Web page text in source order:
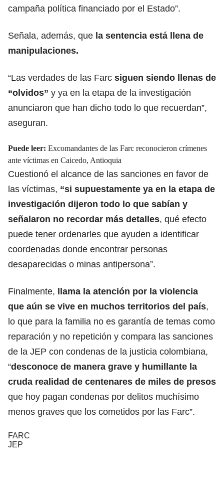
campaña política financiado por el Estado”.
Señala, además, que la sentencia está llena de
manipulaciones.
“Las verdades de las Farc siguen siendo llenas de
“olvidos” y ya en la etapa de la investigación
anunciaron que han dicho todo lo que recuerdan”,
aseguran.
Puede leer: Excomandantes de las Farc reconocieron crímenes
ante víctimas en Caicedo, Antioquia
Cuestionó el alcance de las sanciones en favor de
las víctimas, “si supuestamente ya en la etapa de
investigación dijeron todo lo que sabían y
señalaron no recordar más detalles, qué efecto
puede tener ordenarles que ayuden a identificar
coordenadas donde encontrar personas
desaparecidas o minas antipersona”.
Finalmente, llama la atención por la violencia
que aún se vive en muchos territorios del país,
lo que para la familia no es garantía de temas como
reparación y no repetición y compara las sanciones
de la JEP con condenas de la justicia colombiana,
“desconoce de manera grave y humillante la
cruda realidad de centenares de miles de presos
que hoy pagan condenas por delitos muchísimo
menos graves que los cometidos por las Farc”.
FARC
JEP